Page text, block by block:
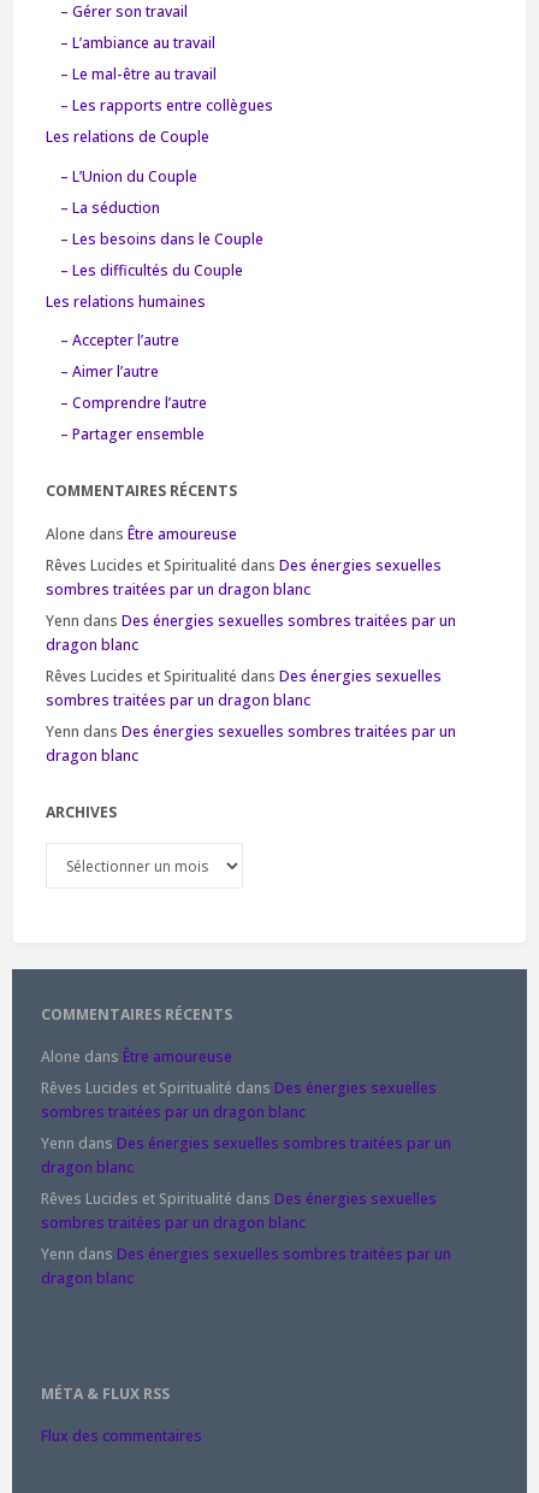
– Gérer son travail
– L’ambiance au travail
– Le mal-être au travail
– Les rapports entre collègues
Les relations de Couple
– L’Union du Couple
– La séduction
– Les besoins dans le Couple
– Les difficultés du Couple
Les relations humaines
– Accepter l’autre
– Aimer l’autre
– Comprendre l’autre
– Partager ensemble
COMMENTAIRES RÉCENTS
Alone dans Être amoureuse
Rêves Lucides et Spiritualité dans Des énergies sexuelles
sombres traitées par un dragon blanc
Yenn dans Des énergies sexuelles sombres traitées par un
dragon blanc
Rêves Lucides et Spiritualité dans Des énergies sexuelles
sombres traitées par un dragon blanc
Yenn dans Des énergies sexuelles sombres traitées par un
dragon blanc
ARCHIVES
COMMENTAIRES RÉCENTS
Alone dans Être amoureuse
Rêves Lucides et Spiritualité dans Des énergies sexuelles
sombres traitées par un dragon blanc
Yenn dans Des énergies sexuelles sombres traitées par un
dragon blanc
Rêves Lucides et Spiritualité dans Des énergies sexuelles
sombres traitées par un dragon blanc
Yenn dans Des énergies sexuelles sombres traitées par un
dragon blanc
MÉTA & FLUX RSS
Flux des commentaires